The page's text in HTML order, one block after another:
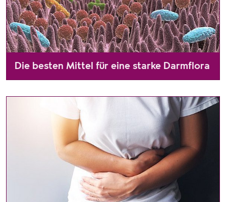
Die besten Mittel für eine starke Darmflora
Der Darm ist das größte Organsystem des Menschen. Er ist